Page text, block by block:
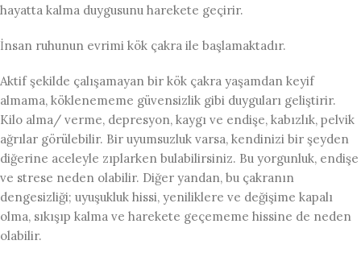
hayatta kalma duygusunu harekete geçirir.
İnsan ruhunun evrimi kök çakra ile başlamaktadır.
Aktif şekilde çalışamayan bir kök çakra yaşamdan keyif
almama, köklenememe güvensizlik gibi duyguları geliştirir.
Kilo alma/ verme, depresyon, kaygı ve endişe, kabızlık, pelvik
ağrılar görülebilir. Bir uyumsuzluk varsa, kendinizi bir şeyden
diğerine aceleyle zıplarken bulabilirsiniz. Bu yorgunluk, endişe
ve strese neden olabilir. Diğer yandan, bu çakranın
dengesizliği; uyuşukluk hissi, yeniliklere ve değişime kapalı
olma, sıkışıp kalma ve harekete geçememe hissine de neden
olabilir.